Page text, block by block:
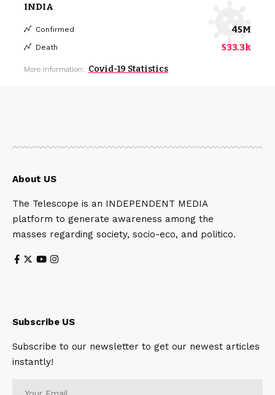
INDIA
Confirmed 45M
Death 533.3k
More Information: Covid-19 Statistics
About US
The Telescope is an INDEPENDENT MEDIA
platform to generate awareness among the
masses regarding society, socio-eco, and politico.
Subscribe US
Subscribe to our newsletter to get our newest articles
instantly!